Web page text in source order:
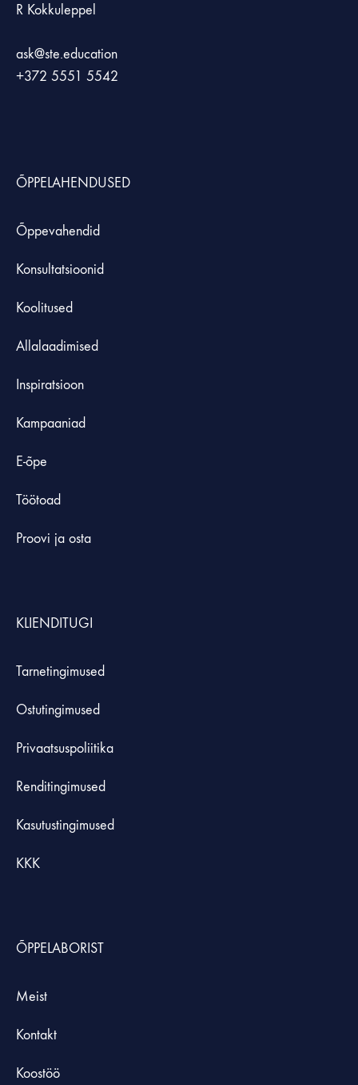
R Kokkuleppel
ask@ste.education
+372 5551 5542
ÕPPELAHENDUSED
Õppevahendid
Konsultatsioonid
Koolitused
Allalaadimised
Inspiratsioon
Kampaaniad
E-õpe
Töötoad
Proovi ja osta
KLIENDITUGI
Tarnetingimused
Ostutingimused
Privaatsuspoliitika
Renditingimused
Kasutustingimused
KKK
ÕPPELABORIST
Meist
Kontakt
Koostöö